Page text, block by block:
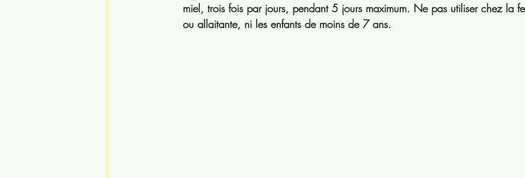
miel, trois fois par jours, pendant 5 jours maximum. Ne pas utiliser chez
     ou allaitante, ni les enfants de moins de 7 ans.